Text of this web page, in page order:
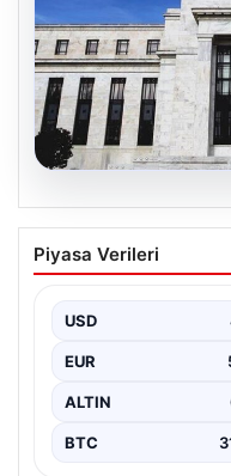
08.08.2026
Fed faizi sabit
{"title": "ABD Merkez
Piyasa Verileri
USD
EUR
ALTIN
BTC